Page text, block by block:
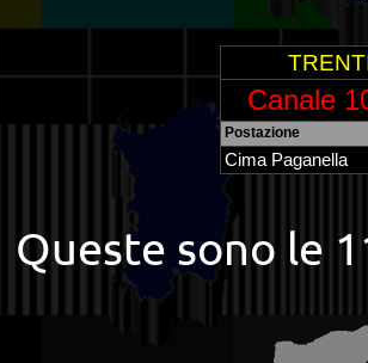
Canale
Postazione
Cima Paganella
Queste sono le